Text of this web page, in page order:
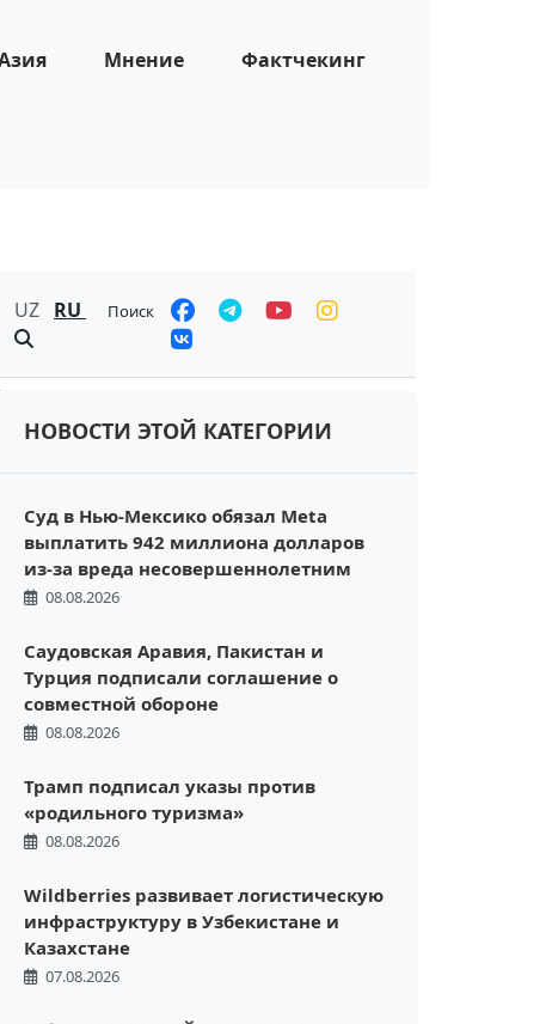
Мнение Фактчекинг
UZ RU Поиск
НОВОСТИ ЭТОЙ КАТЕГОРИИ
Суд в Нью-Мексико обязал Meta
выплатить 942 миллиона долларов
из-за вреда несовершеннолетним
08.08.2026
Саудовская Аравия, Пакистан и
Турция подписали соглашение о
совместной обороне
08.08.2026
Трамп подписал указы против
«родильного туризма»
08.08.2026
Wildberries развивает логистическую
инфраструктуру в Узбекистане и
Казахстане
07.08.2026